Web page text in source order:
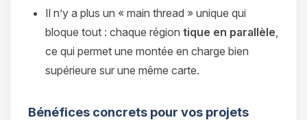
Il n’y a plus un « main thread » unique qui
bloque tout : chaque région tique en parallèle
ce qui permet une montée en charge bien
supérieure sur une même carte.
Bénéfices concrets pour vos projets